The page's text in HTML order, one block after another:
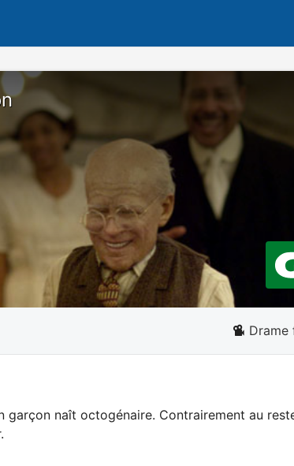
Drame
garçon naît octogénaire. Contrairement au